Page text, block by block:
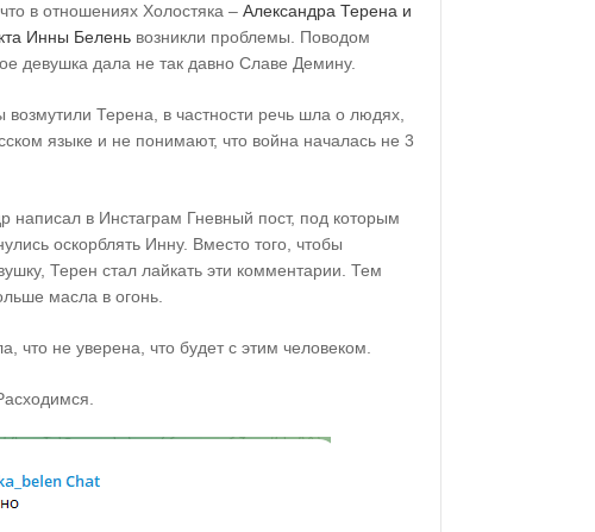
в отношениях Холостяка – Александра Терена и
Инны Белень возникли проблемы. Поводом
девушка дала не так давно Славе Демину.
Терена, в частности речь шла о людях,
языке и не понимают, что война началась не 3
написал в Инстаграм Гневный пост, под которым
оскорблять Инну. Вместо того, чтобы
Терен стал лайкать эти комментарии. Тем
масла в огонь.
что не уверена, что будет с этим человеком.